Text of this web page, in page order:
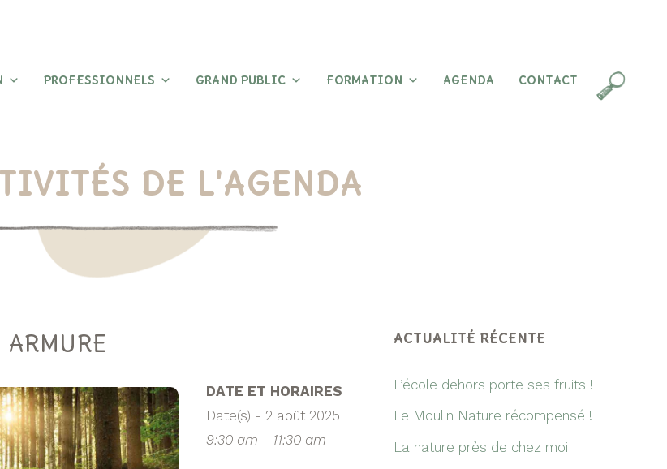
PROFESSIONNELS GRAND PUBLIC FORMATION AGENDA CONTACT
DE L'AGENDA
DATE ET HORAIRES
Date(s) - 2 août 2025
9:30 am - 11:30 am
ACTUALITÉ RÉCENTE
L’école dehors porte ses fruits !
Le Moulin Nature récompensé !
La nature près de chez moi